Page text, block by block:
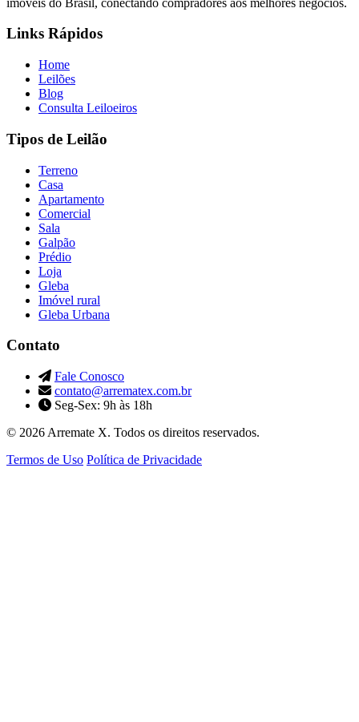
Links Rápidos
Home
Leilões
Blog
Consulta Leiloeiros
Tipos de Leilão
Terreno
Casa
Apartamento
Comercial
Sala
Galpão
Prédio
Loja
Gleba
Imóvel rural
Gleba Urbana
Contato
Fale Conosco
contato@arrematex.com.br
Seg-Sex: 9h às 18h
© 2026 Arremate X. Todos os direitos reservados.
Termos de Uso Política de Privacidade